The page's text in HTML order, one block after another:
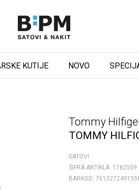
KUTIJE NOVO
Tommy
TOMMY
SATOVI
ŠIFRA ARTIKLA: 1782559
BARKOD: